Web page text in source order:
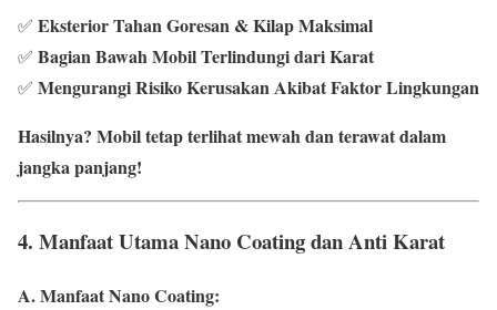
✅ Eksterior Tahan Goresan & Kilap Maksimal
✅ Bagian Bawah Mobil Terlindungi dari Karat
✅ Mengurangi Risiko Kerusakan Akibat Faktor Lingkungan
Hasilnya? Mobil tetap terlihat mewah dan terawat dalam
jangka panjang!
4. Manfaat Utama Nano Coating dan Anti Karat
A. Manfaat Nano Coating: